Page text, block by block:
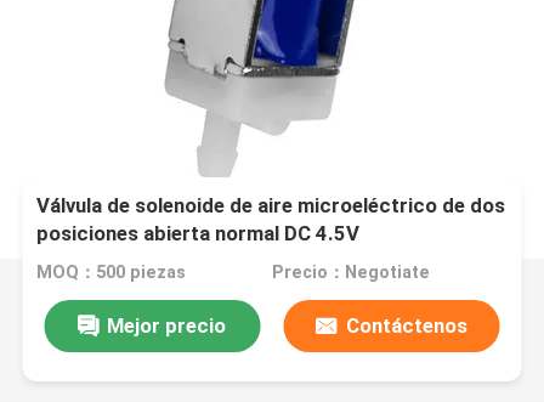
Válvula de solenoide de aire microeléctrico de dos
posiciones abierta normal DC 4.5V
MOQ：500 piezas Precio：Negotiate
Mejor precio Contáctenos